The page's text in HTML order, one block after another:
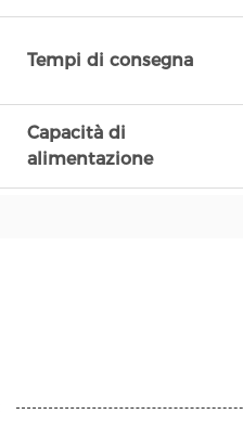
Tempi di consegna
Capacità di
alimentazione